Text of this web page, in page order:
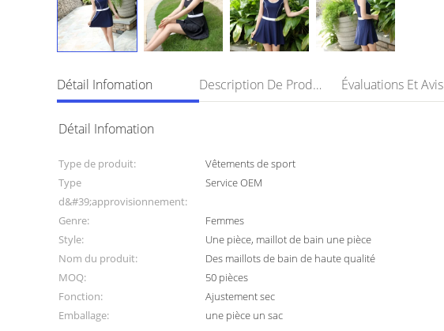
Détail Infomation Description De Produit Évaluations Et Avis
Détail Infomation
Type de produit: Vêtements de sport
Type
d&#39;approvisionnement:
Service OEM
Genre: Femmes
Style:
Une pièce, maillot de bain une pièce
Nom du produit:
Des maillots de bain de haute qualité
MOQ:
50 pièces
Fonction:
Ajustement sec
Emballage:
une pièce un sac